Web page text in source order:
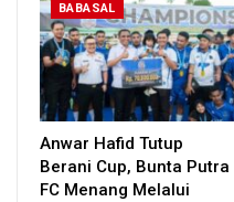
BABASAL
Anwar Hafid Tutup
Berani Cup, Bunta Putra
FC Menang Melalui